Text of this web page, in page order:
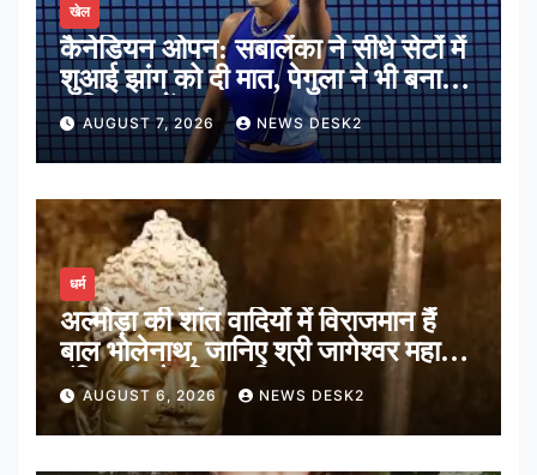
खेल
कैनेडियन ओपन: सबालेंका ने सीधे सेटों में
शुआई झांग को दी मात, पेगुला ने भी बनाई
अंतिम 16 में जगह
AUGUST 7, 2026 NEWS DESK2
धर्म
अल्मोड़ा की शांत वादियों में विराजमान हैं
बाल भोलेनाथ, जानिए श्री जागेश्वर महादेव
मंदिर का पौराणिक इतिहास
AUGUST 6, 2026 NEWS DESK2